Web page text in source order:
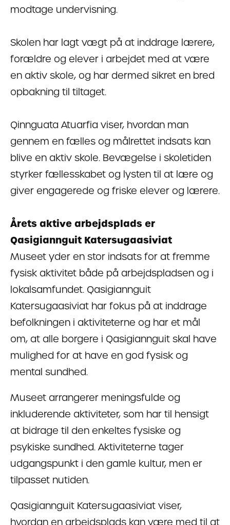
modtage undervisning.
Skolen har lagt vægt på at inddrage lærere,
forældre og elever i arbejdet med at være
en aktiv skole, og har dermed sikret en bred
opbakning til tiltaget.
Qinnguata Atuarfia viser, hvordan man
gennem en fælles og målrettet indsats kan
blive en aktiv skole. Bevægelse i skoletiden
styrker fællesskabet og lysten til at lære og
giver engagerede og friske elever og lærere.
Årets aktive arbejdsplads er
Qasigiannguit Katersugaasiviat
Museet yder en stor indsats for at fremme
fysisk aktivitet både på arbejdspladsen og i
lokalsamfundet. Qasigiannguit
Katersugaasiviat har fokus på at inddrage
befolkningen i aktiviteterne og har et mål
om, at alle borgere i Qasigiannguit skal have
mulighed for at have en god fysisk og
mental sundhed.
Museet arrangerer meningsfulde og
inkluderende aktiviteter, som har til hensigt
at bidrage til den enkeltes fysiske og
psykiske sundhed. Aktiviteterne tager
udgangspunkt i den gamle kultur, men er
tilpasset nutiden.
Qasigiannguit Katersugaasiviat viser,
hvordan en arbejdsplads kan være med til at